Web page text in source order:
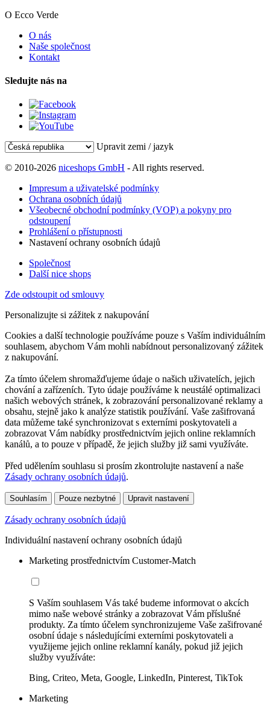
O Ecco Verde
O nás
Naše společnost
Kontakt
Sledujte nás na
Upravit zemi / jazyk
© 2010-2026 niceshops GmbH - All rights reserved.
Impresum a uživatelské podmínky
Ochrana osobních údajů
Všeobecné obchodní podmínky (VOP) a pokyny pro
odstoupení
Prohlášení o přístupnosti
Nastavení ochrany osobních údajů
Společnost
Další nice shops
Zde odstoupit od smlouvy
Personalizujte si zážitek z nakupování
Cookies a další technologie používáme pouze s Vaším individuálním
souhlasem, abychom Vám mohli nabídnout personalizovaný zážitek
z nakupování.
Za tímto účelem shromažďujeme údaje o našich uživatelích, jejich
chování a zařízeních. Tyto údaje používáme k neustálé optimalizaci
našich webových stránek, k zobrazování personalizované reklamy a
obsahu, stejně jako k analýze statistik používání. Vaše zašifrovaná
data můžeme také synchronizovat s externími poskytovateli a
zobrazovat Vám nabídky prostřednictvím jejich online reklamních
kanálů, a to pouze v případě, že jejich služby již sami využíváte.
Před udělením souhlasu si prosím zkontrolujte nastavení a naše
Zásady ochrany osobních údajů.
Souhlasím Pouze nezbytné Upravit nastavení
Zásady ochrany osobních údajů
Individuální nastavení ochrany osobních údajů
Marketing prostřednictvím Customer-Match
S Vaším souhlasem Vás také budeme informovat o akcích
mimo naše webové stránky a zobrazovat Vám příslušné
produkty. Za tímto účelem synchronizujeme Vaše zašifrované
osobní údaje s následujícími externími poskytovateli a
využijeme jejich online reklamní kanály, pokud již jejich
služby využíváte:
Bing, Criteo, Meta, Google, LinkedIn, Pinterest, TikTok
Marketing